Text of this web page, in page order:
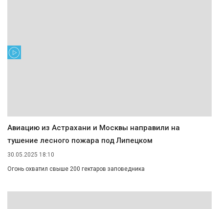
Авиацию из Астрахани и Москвы направили на
тушение лесного пожара под Липецком
30.05.2025 18:10
Огонь охватил свыше 200 гектаров заповедника